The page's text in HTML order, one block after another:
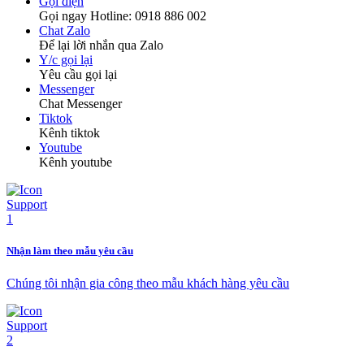
Gọi ngay Hotline: 0918 886 002
Chat Zalo
Để lại lời nhắn qua Zalo
Y/c gọi lại
Yêu cầu gọi lại
Messenger
Chat Messenger
Tiktok
Kênh tiktok
Youtube
Kênh youtube
Nhận làm theo mẫu yêu cầu
Chúng tôi nhận gia công theo mẫu khách hàng yêu cầu